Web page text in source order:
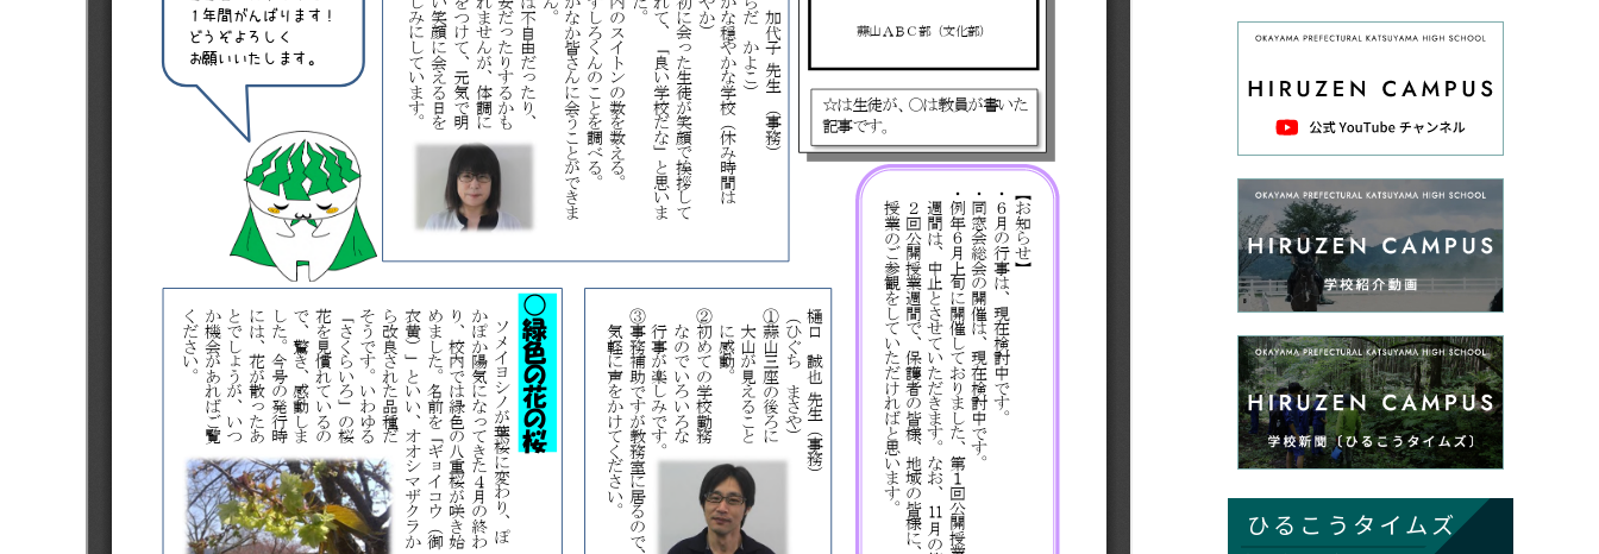
ひるこうタイムズ